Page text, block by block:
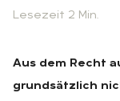
Lesezeit 2 Min.
Aus dem Recht
grundsätzlich